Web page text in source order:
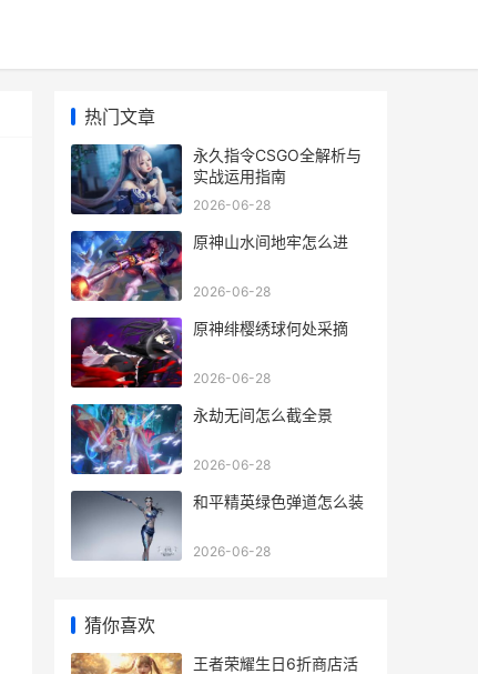
热门文章
永久指令CSGO全解析与
实战运用指南
2026-06-28
原神山水间地牢怎么进
2026-06-28
原神绯樱绣球何处采摘
2026-06-28
永劫无间怎么截全景
2026-06-28
和平精英绿色弹道怎么装
2026-06-28
猜你喜欢
王者荣耀生日6折商店活